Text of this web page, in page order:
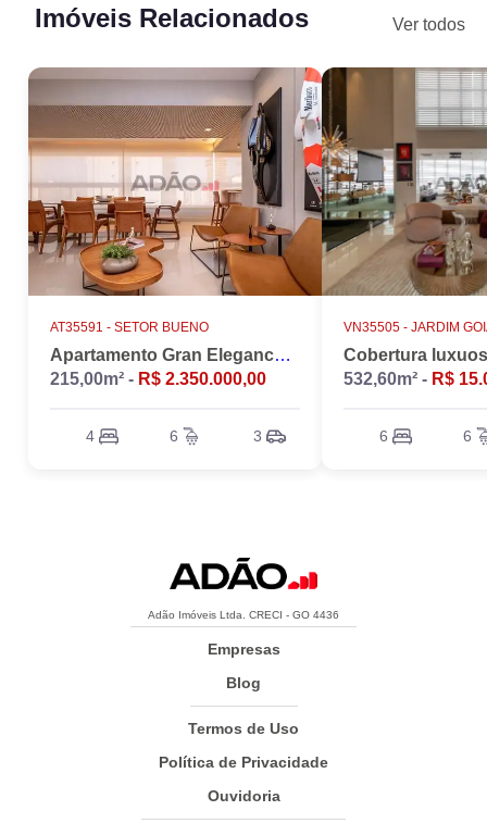
Imóveis Relacionados Ver todos
AT35591 - SETOR BUENO
Apartamento Gran Elegance - 4 suites + Home Office
215,00m² - R$ 2.350.000,00
4 6 3
VN35505 - JARDIM
532,60m² - R$
6 6
Adão Imóveis Ltda. CRECI - GO 4436
Empresas
Blog
Termos de Uso
Política de Privacidade
Ouvidoria